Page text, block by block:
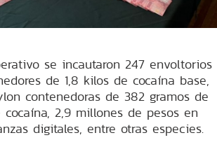
se incautaron 247 envoltorios
de 1,8 kilos de cocaína base,
contenedoras de 382 gramos de
2,9 millones de pesos en
digitales, entre otras especies.